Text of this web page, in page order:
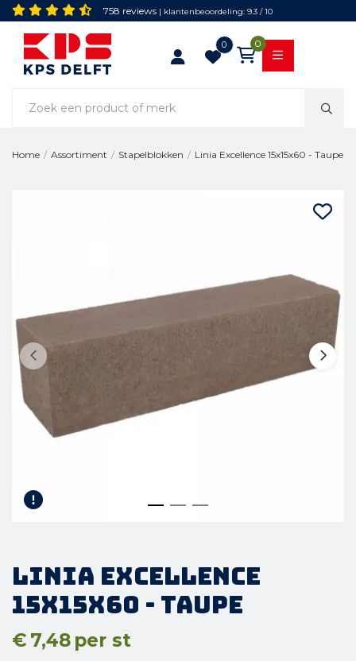
758 reviews | klantenbeoordeling: 9.3 / 10
0 0
Home / Assortiment / Stapelblokken / Linia Excellence 15x15x60 - Taupe
Linia Excellence
15x15x60 - Taupe
€ 7,48 per st